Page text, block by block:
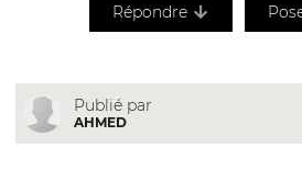
Répondre
Publié par
AHMED